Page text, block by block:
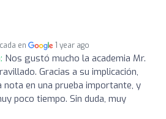
en 1 year ago
Nos gustó mucho la academia Mr.
Gracias a su implicación,
nota en una prueba importante, y
poco tiempo. Sin duda, muy